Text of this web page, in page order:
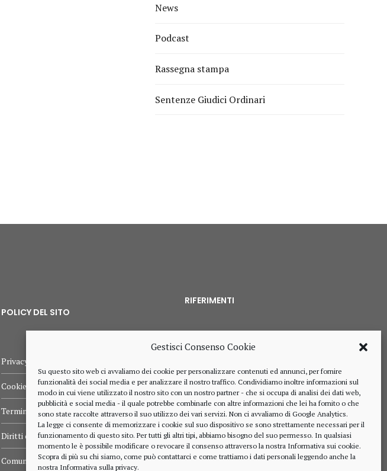
Gestisci Consenso Cookie
Su questo sito web ci avvaliamo dei cookie per personalizzare contenuti ed annunci, per fornire
funzionalità dei social media e per analizzare il nostro traffico. Condividiamo inoltre informazioni sul
modo in cui viene utilizzato il nostro sito con un nostro partner - che si occupa di analisi dei dati web,
pubblicità e social media - il quale potrebbe combinarle con altre informazioni che lei ha fornito o che
sono state raccolte attraverso il suo utilizzo dei vari servizi. Non ci avvaliamo di Google Analytics.
La legge ci consente di memorizzare i cookie sul suo dispositivo se sono strettamente necessari per il
funzionamento di questo sito. Per tutti gli altri tipi, abbiamo bisogno del suo permesso. In qualsiasi
momento le è possibile modificare o revocare il consenso attraverso la nostra Informativa sui cookie.
Scopra di più su chi siamo, come può contattarci e come trattiamo i dati personali leggendo anche la
nostra Informativa sulla privacy.
News
Podcast
Rassegna stampa
Sentenze Giudici Ordinari
POLICY DEL SITO
Privacy policy
Cookie policy
Termini e condizioni d’uso
Diritti dell’utente
Comunicazioni
RIFERIMENTI
alberto.rizzo@ordineavvocatialba.eu
RZZ LRT 72M24 B111O
IT 02916940048
© 2021,PC.COM